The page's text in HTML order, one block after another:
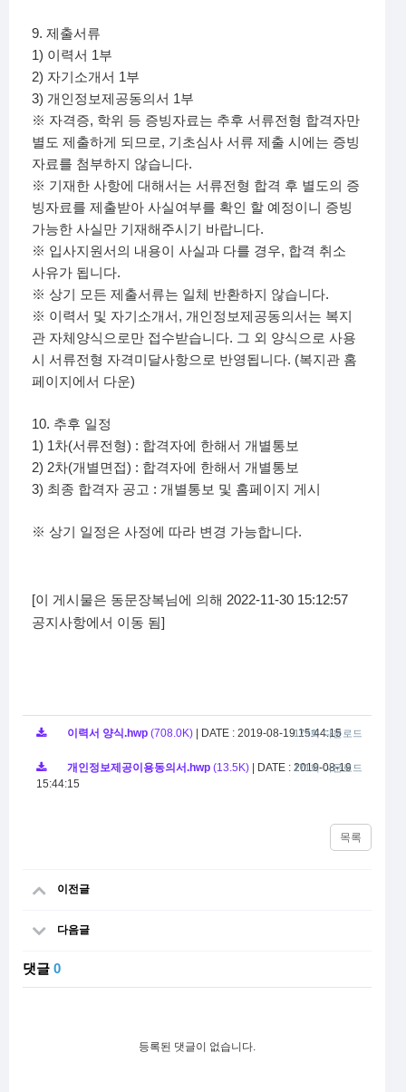
9. 제출서류
1) 이력서 1부
2) 자기소개서 1부
3) 개인정보제공동의서 1부
※ 자격증, 학위 등 증빙자료는 추후 서류전형 합격자만
별도 제출하게 되므로, 기초심사 서류 제출 시에는 증빙
자료를 첨부하지 않습니다.
※ 기재한 사항에 대해서는 서류전형 합격 후 별도의 증
빙자료를 제출받아 사실여부를 확인 할 예정이니 증빙
가능한 사실만 기재해주시기 바랍니다.
※ 입사지원서의 내용이 사실과 다를 경우, 합격 취소
사유가 됩니다.
※ 상기 모든 제출서류는 일체 반환하지 않습니다.
※ 이력서 및 자기소개서 , 개인정보제공동의서는 복지
관 자체양식으로만 접수받습니다. 그 외 양식으로 사용
시 서류전형 자격미달사항으로 반영됩니다. (복지관 홈
페이지에서 다운)
10. 추후 일정
1) 1차(서류전형) : 합격자에 한해서 개별통보
2) 2차(개별면접) : 합격자에 한해서 개별통보
3) 최종 합격자 공고 : 개별통보 및 홈페이지 게시
※ 상기 일정은 사정에 따라 변경 가능합니다.
[이 게시물은 동문장복님에 의해 2022-11-30 15:12:57
공지사항에서 이동 됨]
이력서 양식.hwp (708.0K) 179회 다운로드
DATE : 2019-08-19 15:44:15
개인정보제공이용동의서.hwp (13.5K) 171회 다운로드
DATE : 2019-08-19
15:44:15
목록
이전글
다음글
댓글 0
등록된 댓글이 없습니다.